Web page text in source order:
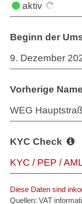
aktiv
Beginn der
9. Dezember
Vorherige
WEG
KYC Check
KYC / PEP /
Diese Daten sind
Quellen: VAT